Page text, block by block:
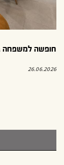
חופשה למשפחה
26.06.2026